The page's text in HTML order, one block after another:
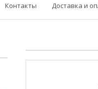
Контакты Доставка и